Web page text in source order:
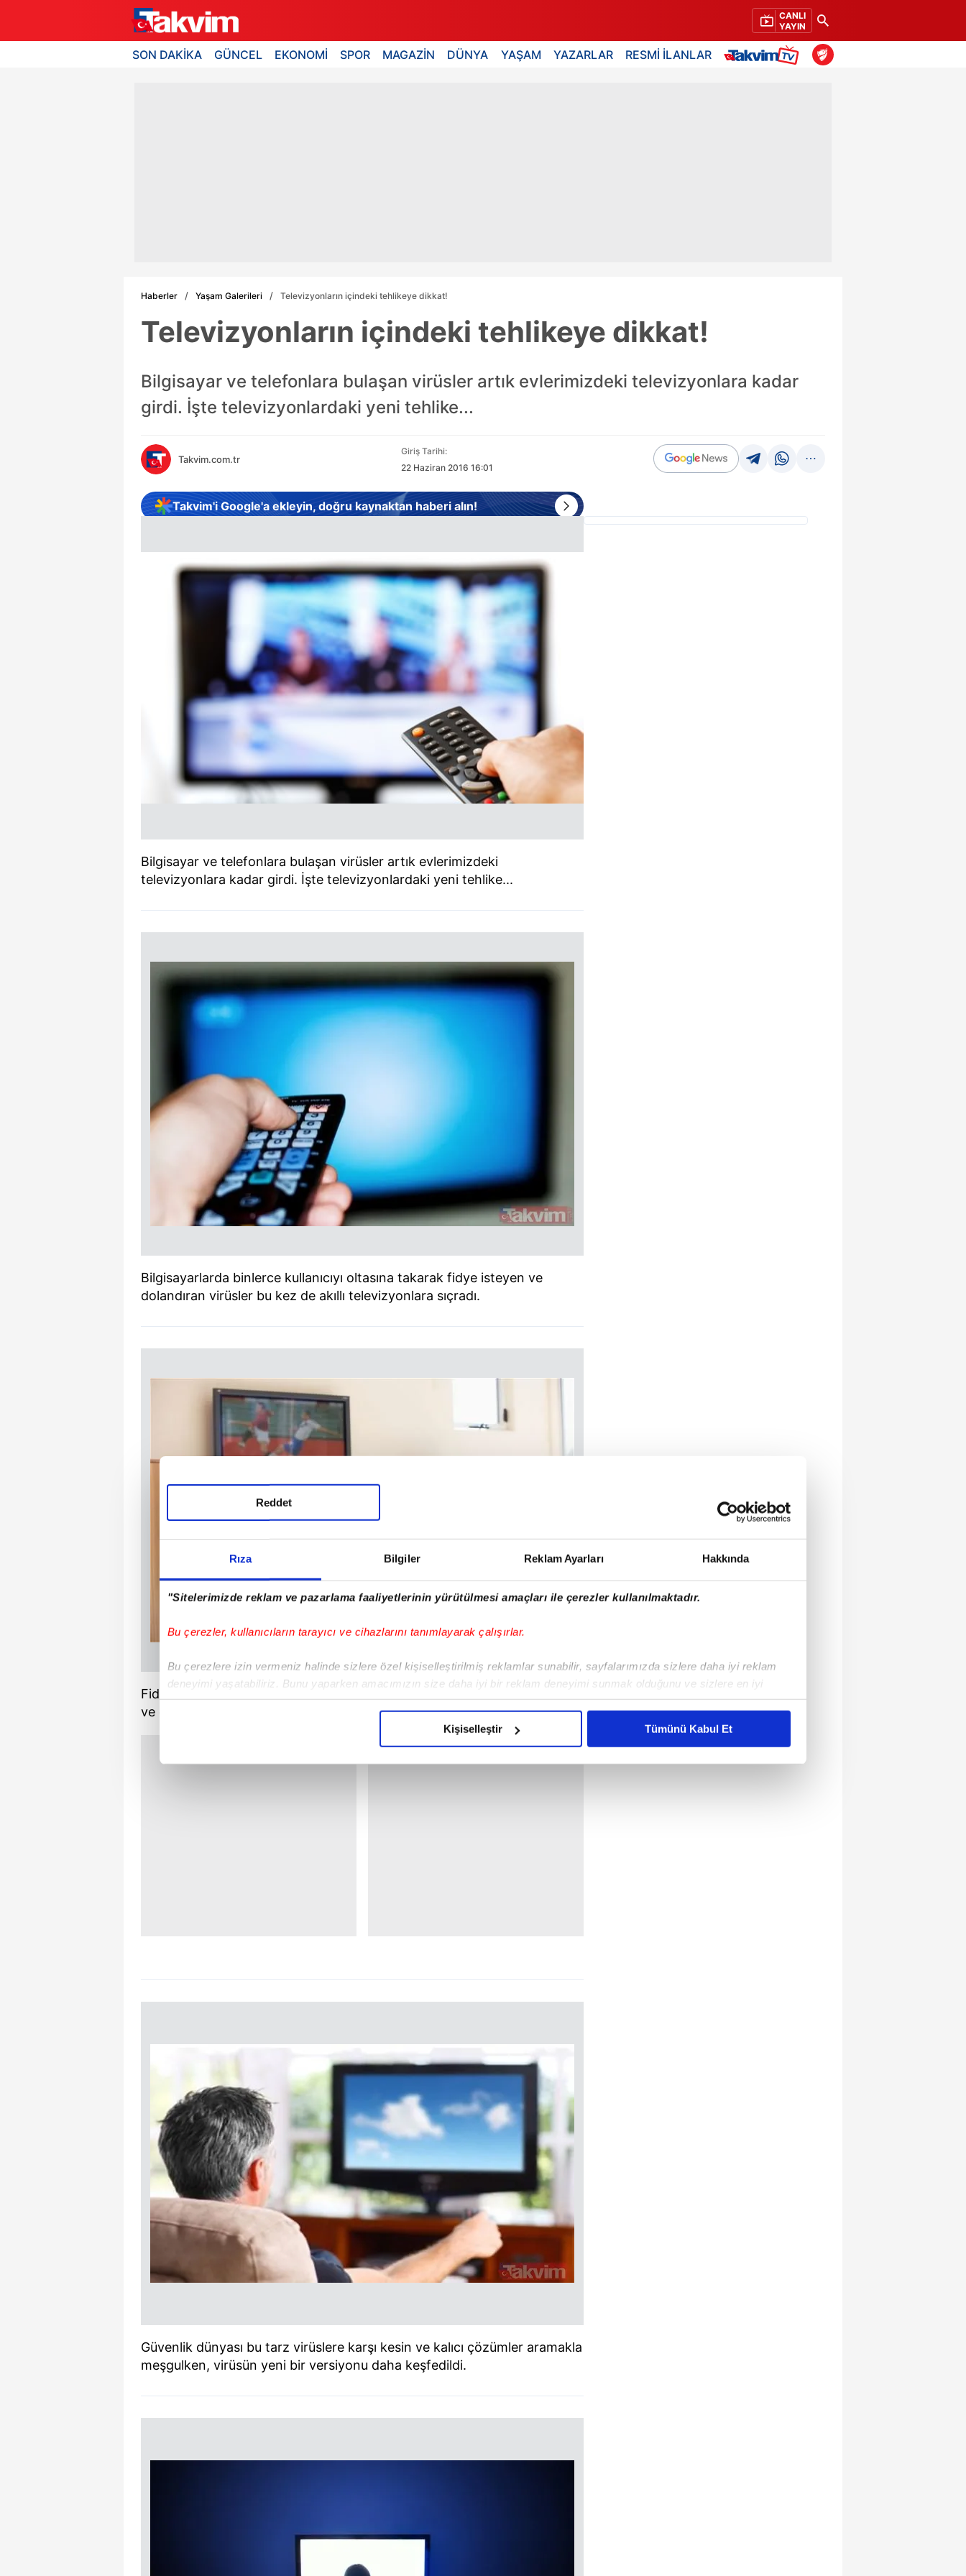
Rıza Bilgiler Reklam Ayarları Hakkında
"Sitelerimizde reklam ve pazarlama faaliyetlerinin yürütülmesi amaçları ile çerezler kullanılmaktadır.
Bu çerezler, kullanıcıların tarayıcı ve cihazlarını tanımlayarak çalışırlar.
Bu çerezlere izin vermeniz halinde sizlere özel kişiselleştirilmiş reklamlar sunabilir, sayfalarımızda sizlere daha iyi reklam
deneyimi yaşatabiliriz. Bunu yaparken amacımızın size daha iyi bir reklam deneyimi sunmak olduğunu ve sizlere en iyi
içerikleri sunabilmek adına elimizden gelen çabayı gösterdiğimizi ve bu noktada, reklamların maliyetlerimizi karşılamak
Reddet
Kişiselleştir Tümünü Kabul Et
CANLI
YAYIN
SON DAKİKA GÜNCEL EKONOMİ SPOR MAGAZİN DÜNYA YAŞAM YAZARLAR RESMİ İLANLAR
Haberler Yaşam Galerileri Televizyonların içindeki tehlikeye dikkat!
Televizyonların içindeki tehlikeye dikkat!
Bilgisayar ve telefonlara bulaşan virüsler artık evlerimizdeki televizyonlara kadar
girdi. İşte televizyonlardaki yeni tehlike...
Takvim.com.tr
Giriş Tarihi:
22 Haziran 2016 16:01
Takvim'i Google'a ekleyin, doğru kaynaktan haberi alın!
Bilgisayar ve telefonlara bulaşan virüsler artık evlerimizdeki
televizyonlara kadar girdi. İşte televizyonlardaki yeni tehlike...
Bilgisayarlarda binlerce kullanıcıyı oltasına takarak fidye isteyen ve
dolandıran virüsler bu kez de akıllı televizyonlara sıçradı.
Fidye virüsleri günümüz teknoloji dünyasında kesin çözümü bulunamamış
ve ciddi kayıplar yol açabilen bir tehlike.
Güvenlik dünyası bu tarz virüslere karşı kesin ve kalıcı çözümler aramakla
meşgulken, virüsün yeni bir versiyonu daha keşfedildi.